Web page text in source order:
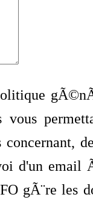
vous
d'un
gÃ¨re les